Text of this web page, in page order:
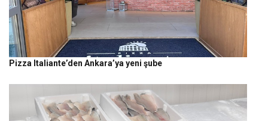
Pizza Italiante’den Ankara’ya yeni şube